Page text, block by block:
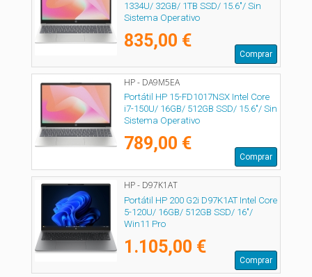
1334U/ 32GB/ 1TB SSD/ 15.6"/ Sin
Sistema Operativo
835,00 €
Comprar
HP - DA9M5EA
Portátil HP 15-FD1017NSX Intel Core
i7-150U/ 16GB/ 512GB SSD/ 15.6"/ Sin
Sistema Operativo
789,00 €
Comprar
HP - D97K1AT
Portátil HP 200 G2i D97K1AT Intel Core
5-120U/ 16GB/ 512GB SSD/ 16"/
Win11 Pro
1.105,00 €
Comprar